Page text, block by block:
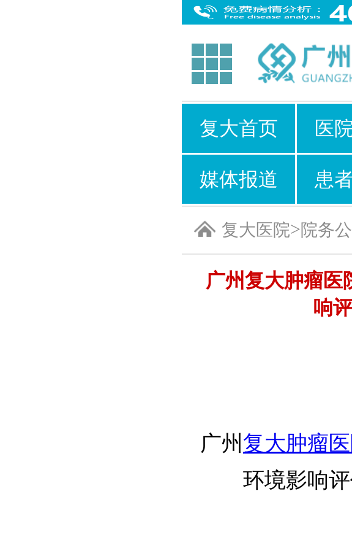
复大首页 医
媒体报道 患
复大医院>院务
广州复大肿瘤医
响
广州 复大肿瘤
环境影响评